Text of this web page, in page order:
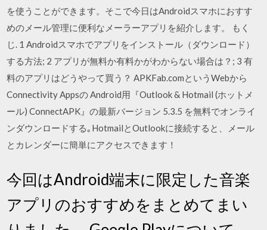
を使うことができます。そこで今日はAndroidスマホにおすす
めのメール管理に便利なメーラーアプリを紹介します。 もく
じ. 1 Androidスマホでアプリをインストール（ダウンロード）
する方法; 2 アプリが無料か有料かがわからない場合は？; 3 有
料のアプリはどうやって買う？ APKFab.comというWebから
Connectivity Appsの Android用『Outlook & Hotmail (ホットメ
ール) ConnectAPK』の最新バージョン 5.3.5 を無料でオンライ
ンダウンロードする｡HotmailとOutlookに接続すると、メール
とカレンダーに簡単にアクセスできます！
今回はAndroid端末に限定した音楽
アプリのおすすめをまとめてまい